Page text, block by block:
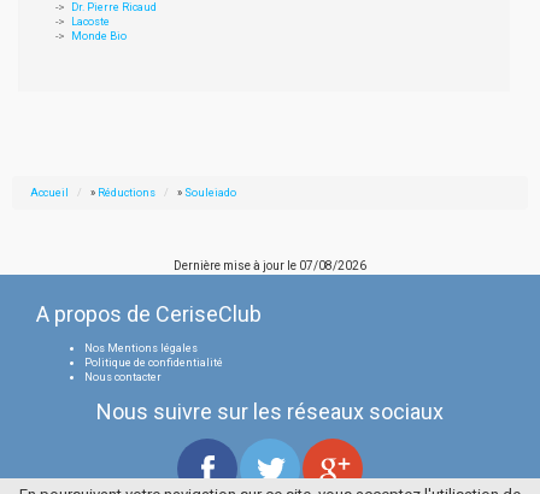
Dr. Pierre Ricaud
Lacoste
Monde Bio
Accueil » Réductions » Souleiado
Dernière mise à jour le 07/08/2026
A propos de CeriseClub
Nos Mentions légales
Politique de confidentialité
Nous contacter
Nous suivre sur les réseaux sociaux